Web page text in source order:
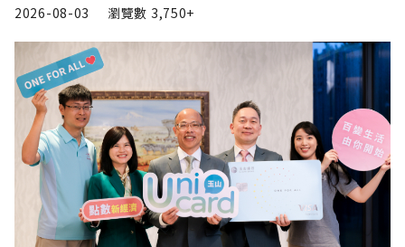
2026-08-03
瀏覽數 3,750+